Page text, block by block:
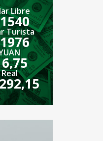
Libre
Turista
Real